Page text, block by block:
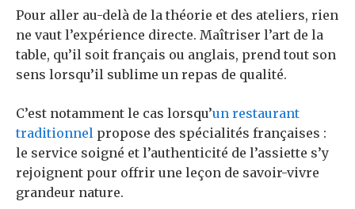
Pour aller au-delà de la théorie et des ateliers, rien
ne vaut l’expérience directe. Maîtriser l’art de la
table, qu’il soit français ou anglais, prend tout son
sens lorsqu’il sublime un repas de qualité.
C’est notamment le cas lorsqu’un restaurant
traditionnel propose des spécialités françaises :
le service soigné et l’authenticité de l’assiette s’y
rejoignent pour offrir une leçon de savoir-vivre
grandeur nature.